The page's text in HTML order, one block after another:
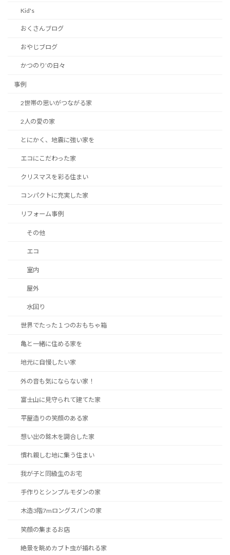
Kid's
おくさんブログ
おやじブログ
かつのり’の日々
事例
2世帯の思いがつながる家
2人の愛の家
とにかく、地震に強い家を
エコにこだわった家
クリスマスを彩る住まい
コンパクトに充実した家
リフォーム事例
その他
エコ
室内
屋外
水回り
世界でたった１つのおもちゃ箱
亀と一緒に住める家を
地元に自慢したい家
外の音も気にならない家！
富士山に見守られて建てた家
平屋造りの笑顔のある家
想い出の銘木を調合した家
慣れ親しむ地に集う住まい
我が子と同級生のお宅
手作りとシンプルモダンの家
木造3階7mロングスパンの家
笑顔の集まるお店
絶景を眺めカブト虫が捕れる家